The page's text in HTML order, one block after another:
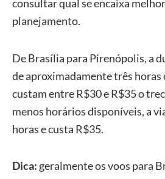
consultar qual se encaixa
planejamento.
De Brasília para Pirenópolis, a
de aproximadamente três horas
custam entre R$30 e R$35 o
menos horários disponíveis, a
horas e custa R$35.
Dica: geralmente os voos para